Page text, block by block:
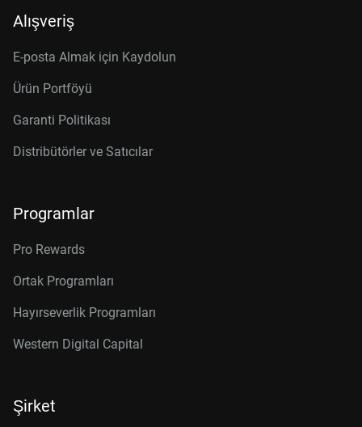
Alışveriş
E-posta Almak için Kaydolun
Ürün Portföyü
Garanti Politikası
Distribütörler ve Satıcılar
Programlar
Pro Rewards
Ortak Programları
Hayırseverlik Programları
Western Digital Capital
Şirket